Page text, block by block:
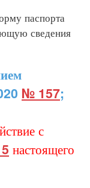
паспорта
сведения
№ 157;
с
настоящего